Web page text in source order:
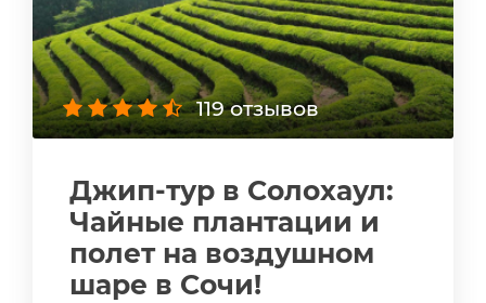
119 отзывов
Джип-тур в Солохаул:
Чайные плантации и
полет на воздушном
шаре в Сочи!